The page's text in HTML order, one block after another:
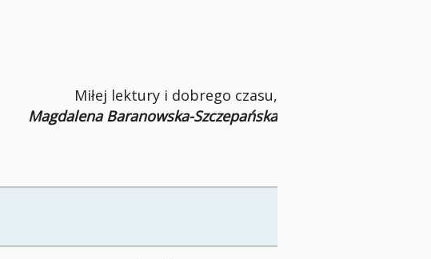
Miłej lektury i dobrego czasu,
Magdalena Baranowska-Szczepańska